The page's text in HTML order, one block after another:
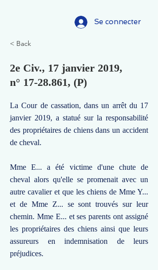
Se connecter
< Back
2e Civ., 17 janvier 2019,
n° 17-28.861, (P)
La Cour de cassation, dans un arrêt du 17
janvier 2019, a statué sur la responsabilité
des propriétaires de chiens dans un accident
de cheval.
Mme E... a été victime d'une chute de
cheval alors qu'elle se promenait avec un
autre cavalier et que les chiens de Mme Y...
et de Mme Z... se sont trouvés sur leur
chemin. Mme E... et ses parents ont assigné
les propriétaires des chiens ainsi que leurs
assureurs en indemnisation de leurs
préjudices.